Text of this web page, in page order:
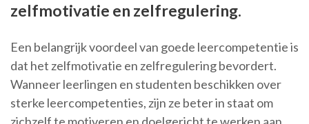
zelfmotivatie en zelfregulering.
Een belangrijk voordeel van goede leercompetentie is
dat het zelfmotivatie en zelfregulering bevordert.
Wanneer leerlingen en studenten beschikken over
sterke leercompetenties, zijn ze beter in staat om